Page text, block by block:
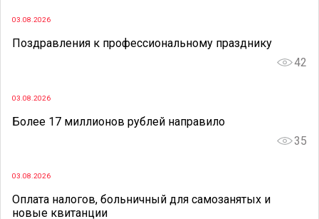
03.08.2026
Поздравления к профессиональному празднику
42
03.08.2026
Более 17 миллионов рублей направило
35
03.08.2026
Оплата налогов, больничный для самозанятых и
новые квитанции